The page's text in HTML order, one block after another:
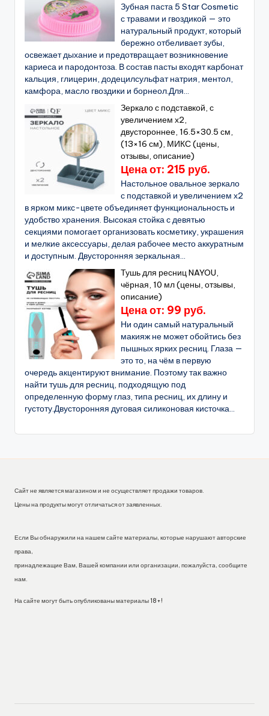
Зубная паста 5 Star Cosmetic
с травами и гвоздикой — это
натуральный продукт, который
бережно отбеливает зубы,
освежает дыхание и предотвращает возникновение
кариеса и пародонтоза. В состав пасты входят карбонат
кальция, глицерин, додецилсульфат натрия, ментол,
камфора, масло гвоздики и борнеол.Для...
Зеркало с подставкой, с
увеличением х2,
двустороннее, 16.5×30.5 см,
(13×16 см), МИКС (цены,
отзывы, описание)
Цена от: 215 руб.
Настольное овальное зеркало
с подставкой и увеличением х2
в ярком микс-цвете объединяет функциональность и
удобство хранения. Высокая стойка с девятью
секциями помогает организовать косметику, украшения
и мелкие аксессуары, делая рабочее место аккуратным
и доступным. Двусторонняя зеркальная...
Тушь для ресниц NAYOU,
чёрная, 10 мл (цены, отзывы,
описание)
Цена от: 99 руб.
Ни один самый натуральный
макияж не может обойтись без
пышных ярких ресниц. Глаза —
это то, на чём в первую
очередь акцентируют внимание. Поэтому так важно
найти тушь для ресниц, подходящую под
определенную форму глаз, типа ресниц, их длину и
густоту.Двусторонняя дуговая силиконовая кисточка...
Сайт не является магазином и не осуществляет продажи товаров.
Цены на продукты могут отличаться от заявленных.
Если Вы обнаружили на нашем сайте материалы, которые нарушают авторские
права,
принадлежащие Вам, Вашей компании или организации, пожалуйста, сообщите
нам.
На сайте могут быть опубликованы материалы 18+!